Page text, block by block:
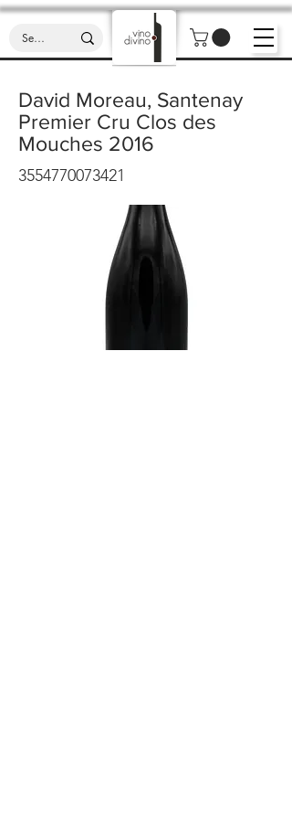
David Moreau, Santenay
Premier Cru Clos des
Mouches 2016
3554770073421